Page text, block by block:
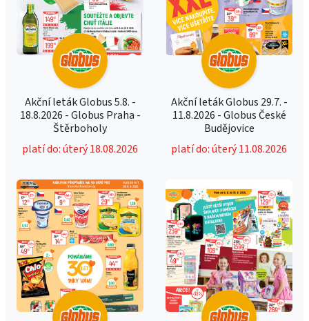
Akční leták Globus 5.8. -
18.8.2026 - Globus Praha -
Štěrboholy
platí do: úterý 18.08.2026
Akční leták Globus 29.7. -
11.8.2026 - Globus České
Budějovice
platí do: úterý 11.08.2026